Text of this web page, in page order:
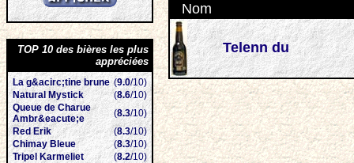
TOP 10 des bières les plus
appréciées
La g&acirc;tine brune (9.0/10)
Natural Mystick
(8.6/10)
Queue de Charue
Ambr&eacute;e
(8.3/10)
Red Erik
(8.3/10)
Chimay Bleue
(8.3/10)
Tripel Karmeliet
(8.2/10)
Nom
Telenn du